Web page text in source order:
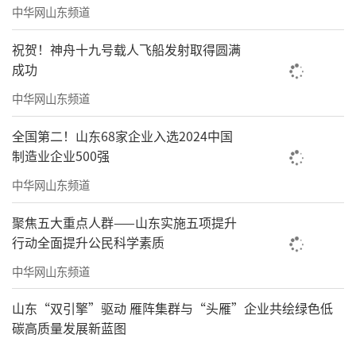
扰，保障企业安静独立的办公环境。采用平推
窗结构，不占用室内实用面积，空气流通效果
优于常规外悬窗，顺利通过国家检测中心3级撞
击安全检测。
HEALTH·超奢配置
高标准打造约10米精装挑高大堂，采用天
然大理石与定制铝板饰面，搭配空调+地暖双温
中华网山东频道
祝贺！神舟十九号载人飞船发射取得圆满
成功
中华网山东频道
全国第二！山东68家企业入选2024中国
制造业企业500强
中华网山东频道
聚焦五大重点人群——山东实施五项提升
行动全面提升公民科学素质
中华网山东频道
山东“双引擎”驱动 雁阵集群与“头雁”企业共绘绿色低
碳高质量发展新蓝图